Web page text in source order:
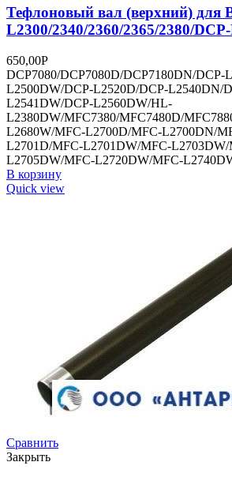
Тефлоновый вал (верхний) для
L2300/2340/2360/2365/2380/
650,00Р
DCP7080/DCP7080D/DCP7180DN/DCP-
L2500DW/DCP-L2520D/DCP-L2540DN/
L2541DW/DCP-L2560DW/HL-
L2380DW/MFC7380/MFC7480D/
L2680W/MFC-L2700D/MFC-L2700DN/
L2701D/MFC-L2701DW/MFC-L2703DW/
L2705DW/MFC-L2720DW/MFC-
В корзину
Quick view
Сравнить
Закрыть